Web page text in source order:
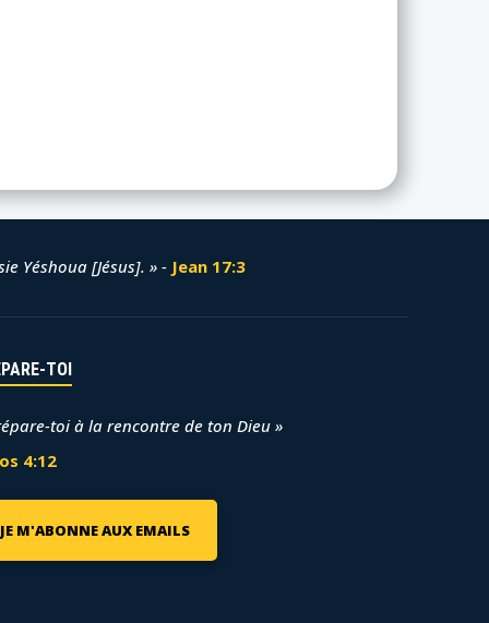
Yéshoua [Jésus]. » - Jean 17:3
TOI
toi à la rencontre de ton Dieu »
4:12
JE M'ABONNE AUX EMAILS